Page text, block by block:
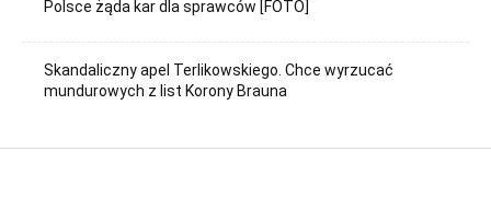
Polsce żąda kar dla sprawców [FOTO]
Skandaliczny apel Terlikowskiego. Chce wyrzucać
mundurowych z list Korony Brauna